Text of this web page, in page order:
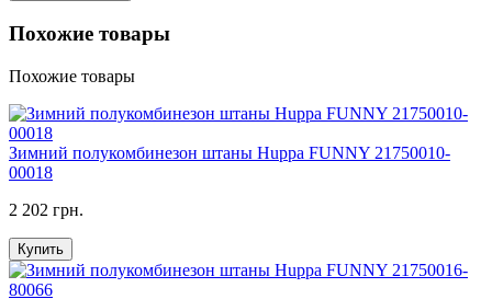
Похожие товары
Похожие товары
Зимний полукомбинезон штаны Huppa FUNNY 21750010-
00018
2 202 грн.
Купить